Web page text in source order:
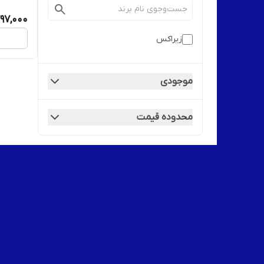
زیراکس
موجودی
محدوده قیمت